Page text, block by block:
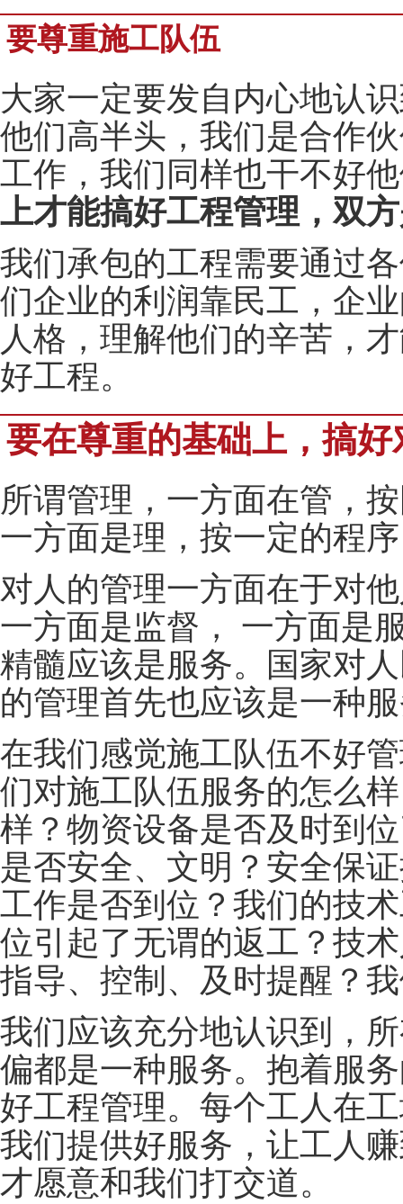
要尊重施工队伍
大家一定要发自内心地认
他们高半头，我们是合作
工作，我们同样也干不好
上才能搞好工程管理，双
我们承包的工程需要通过
们企业的利润靠民工，企
人格，理解他们的辛苦，
好工程。
要在尊重的基础上，搞
所谓管理，一方面在管，
一方面是理，按一定的程
对人的管理一方面在于对
一方面是监督， 一方面是
精髓应该是服务。国家对
的管理首先也应该是一种
在我们感觉施工队伍不好
们对施工队伍服务的怎么
样？物资设备是否及时到
是否安全、文明？安全保
工作是否到位？我们的技
位引起了无谓的返工？技
指导、控制、及时提醒？
我们应该充分地认识到，
偏都是一种服务。抱着服
好工程管理。每个工人在
我们提供好服务，让工人
才愿意和我们打交道。